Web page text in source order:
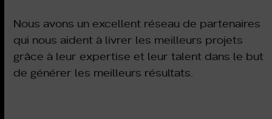
Nous avons un excellent réseau de partenaires
qui nous aident à livrer les meilleurs projets
grâce à leur expertise et leur talent dans le but
de générer les meilleurs résultats.